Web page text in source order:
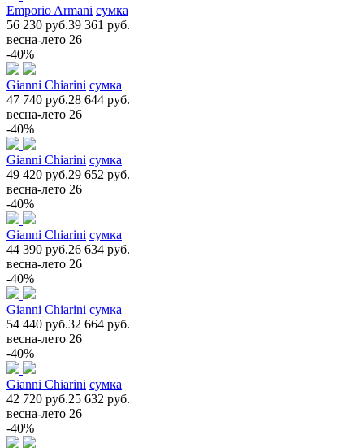
Emporio Armani сумка
56 230 руб.39 361 руб.
весна-лето 26
-40%
Gianni Chiarini сумка
47 740 руб.28 644 руб.
весна-лето 26
-40%
Gianni Chiarini сумка
49 420 руб.29 652 руб.
весна-лето 26
-40%
Gianni Chiarini сумка
44 390 руб.26 634 руб.
весна-лето 26
-40%
Gianni Chiarini сумка
54 440 руб.32 664 руб.
весна-лето 26
-40%
Gianni Chiarini сумка
42 720 руб.25 632 руб.
весна-лето 26
-40%